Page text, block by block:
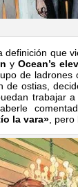
definición que
yOcean’s
de ladrones
de ostias,
trabajar
la vara» ,